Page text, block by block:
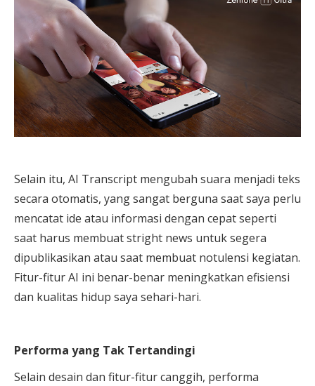
Selain itu, AI Transcript mengubah suara menjadi teks
secara otomatis, yang sangat berguna saat saya perlu
mencatat ide atau informasi dengan cepat seperti
saat harus membuat stright news untuk segera
dipublikasikan atau saat membuat notulensi kegiatan.
Fitur-fitur AI ini benar-benar meningkatkan efisiensi
dan kualitas hidup saya sehari-hari.
Performa yang Tak Tertandingi
Selain desain dan fitur-fitur canggih, performa